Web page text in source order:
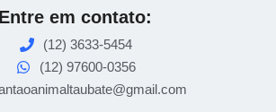
Entre em contato:
(12) 3633-5454
(12) 97600-0356